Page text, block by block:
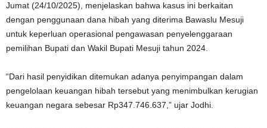
Jumat (24/10/2025), menjelaskan bahwa kasus ini berkaitan
dengan penggunaan dana hibah yang diterima Bawaslu Mesuji
untuk keperluan operasional pengawasan penyelenggaraan
pemilihan Bupati dan Wakil Bupati Mesuji tahun 2024.
“Dari hasil penyidikan ditemukan adanya penyimpangan dalam
pengelolaan keuangan hibah tersebut yang menimbulkan kerugian
keuangan negara sebesar Rp347.746.637,” ujar Jodhi.